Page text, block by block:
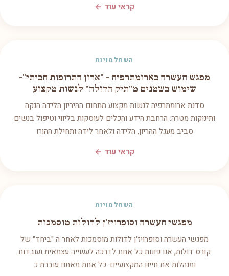
קראי עוד ←
השתלמויות
מפגש העשרה בארומתרפיה - "ארון התרופות הביתי"-
שימוש בשמנים מ"תיק הדולה" לנשות מקצוע
סדנת ארומתרפיה לנשות מקצוע מתחום ההיריון הלידה הנקה
ותינוקות מטרה: הרחבת הידע והכלים לעוסקות בליווי וטיפול בנשים
סביב מעגל ההריון, הלידה ולאחר לידה ותחילת ההורו
קראי עוד ←
השתלמויות
מפגשי העשרה וסופרויז'ן לדולות מוסמכות
מפגשי העשרה וסופרויז'ן לדולות מוסמכות לאחר ה "ביחד" של
קורס דולות, אנו פונות כל אחת לדרכה לעשייה עצמאית ועובדות
ומנהלות את חיינו המקצועיים. כל אחת מאתנו עוברת כ